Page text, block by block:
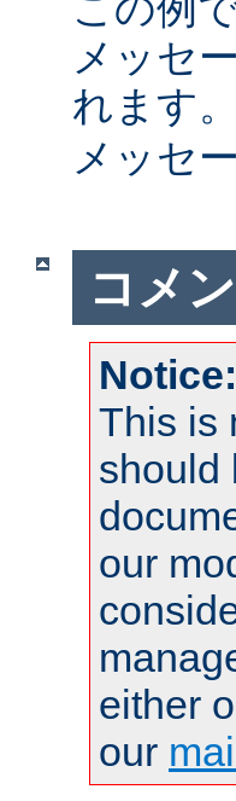
メッセ
れます。
メッセ
コメ
Notice:
This is
should
our
either
our